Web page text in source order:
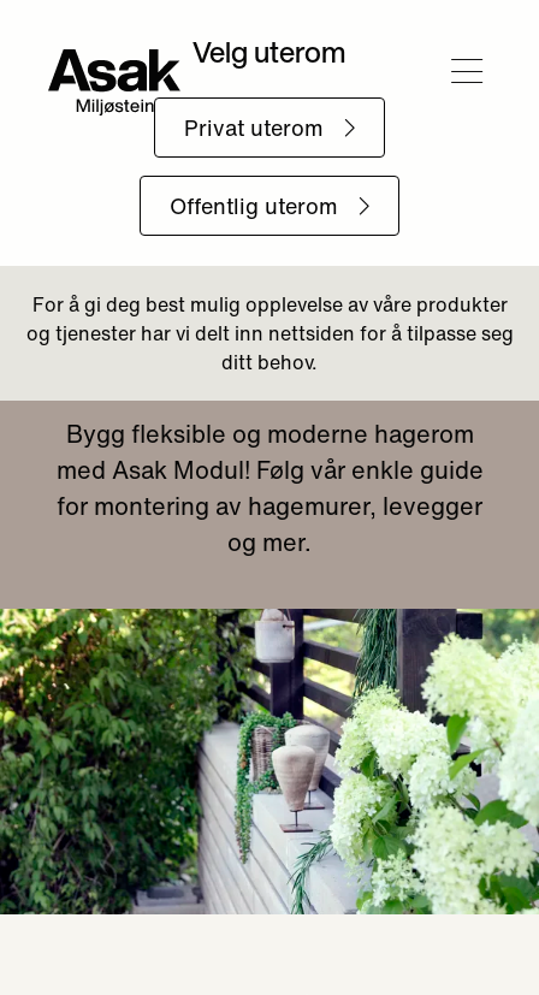
Montering av Modul
Bygg fleksible og moderne hagerom
med Asak Modul! Følg vår enkle guide
for montering av hagemurer, levegger
og mer.